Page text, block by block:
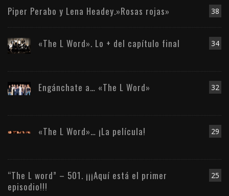
38
Piper Perabo y Lena Headey.»Rosas rojas»
34
«The L Word». Lo + del capítulo final
32
Engánchate a… «The L Word»
29
«The L Word»… ¡La película!
25
“The L word” – 501. ¡¡¡Aquí está el primer
episodio!!!